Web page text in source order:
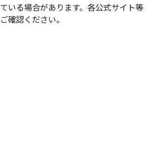
いる場合があります。各公式サイト等
確認ください。